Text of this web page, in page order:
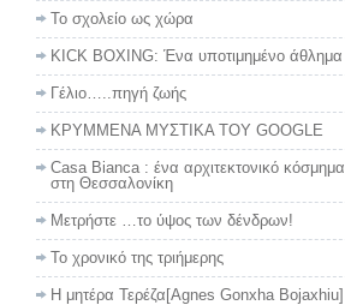
To σχολείο ως χώρα
KICK BOXING: Ένα υποτιμημένο άθλημα
Γέλιο…..πηγή ζωής
ΚΡΥΜΜΕΝΑ ΜΥΣΤΙΚΑ ΤΟΥ GOOGLE
Casa Bianca : ένα αρχιτεκτονικό κόσμημα
στη Θεσσαλονίκη
Μετρήστε …το ύψος των δένδρων!
Το χρονικό της τριήμερης
Η μητέρα Τερέζα[Agnes Gonxha Bojaxhiu]